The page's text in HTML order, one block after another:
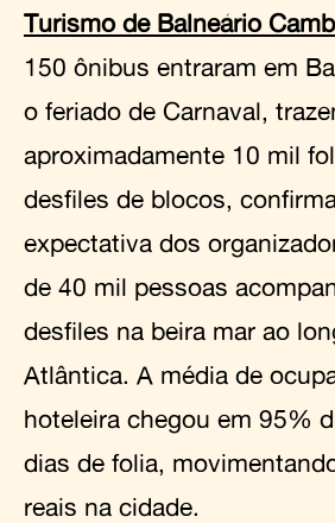
Turismo de Balneário
150 ônibus entraram em
o feriado de Carnaval,
aproximadamente 10 mil
desfiles de blocos,
expectativa dos
de 40 mil pessoas
desfiles na beira mar ao
Atlântica. A média de
hoteleira chegou em 95%
dias de folia,
reais na cidade.